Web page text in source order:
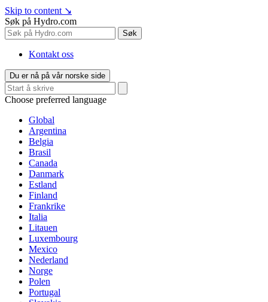
Skip to content ↘
Søk på Hydro.com
Søk
Kontakt oss
Du er nå på vår norske side
Choose preferred language
Global
Argentina
Belgia
Brasil
Canada
Danmark
Estland
Finland
Frankrike
Italia
Litauen
Luxembourg
Mexico
Nederland
Norge
Polen
Portugal